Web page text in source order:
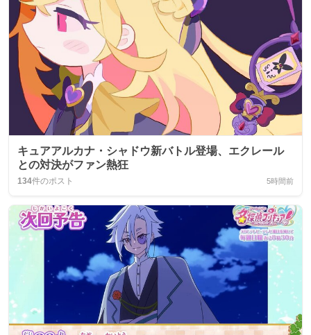
キュアアルカナ・シャドウ新バトル登場、エクレール
との対決がファン熱狂
134件のポスト 5時間前